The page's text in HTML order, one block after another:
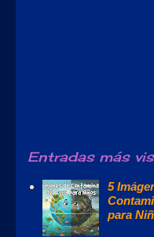
Entradas más
5
para